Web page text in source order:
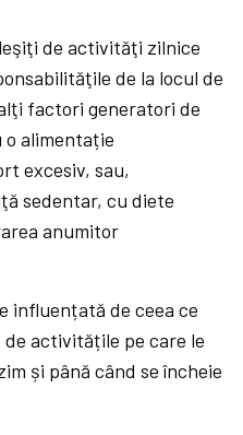
de activităţi zilnice
de la locul de
factori generatori de
alimentație
excesiv, sau,
sedentar, cu diete
anumitor
influențată de ceea ce
activitățile pe care le
și până când se încheie